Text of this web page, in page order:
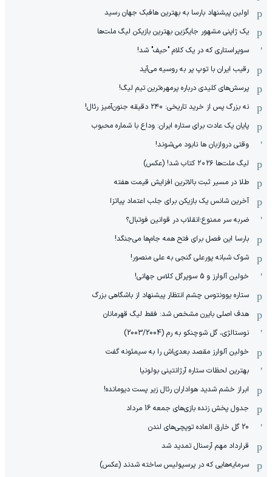
اولین پیشنهاد بارسا به بهترین هافبک جهان رسید
یک ژاپنی مشهور جایگزین بهترین بازیکن لیگ ملت‌ها
سوپراستاری که در یک کلام "حیف" شد!
رقیب ایران با توپ پر به روسیه می‌آید
پرسش‌های کلیدی درباره پرمهره‌ترین تیم لیگ!
نه بزرگ پس از خرید تاریخی: ۲۴۰ دقیقه جنون‌آمیز رئال!
پایان یک عادت برای ستاره ایران: وداع با شماره محبوب
وقتی دروازبان ها نابود می‌شوند!
لیگ ملت‌ها ٢٠٢۶ کتاب شد! (عکس)
طلا در مسیر ثبت بالاترین افزایش قیمت هفته
آخرین شانس یک بازیکن برای جلب اعتماد پیاتزا
ضربه سر ممنوع؛انقلاب در قوانین فوتبال؟
بارسا این فصل برای فتح همه جام‌ها می‌جنگد!
شوک شبانه پورعلی گنجی به علی منصور!
خولین آلوارز و 5 سوپرگل کلاس جهانی!
ستاره یوونتوس چشم انتظار پیشنهاد از باشگاهی بزرگ
هدف اصلی بایرن مشخص شد: فقط لیگ قهرمانان
نوستالژی، گل شوچنکو به رم (2003/2004)
خولین آلوارز مقصد بعدی‌اش را به سیمئونه گفت
بهترین لحظات ستاره آرژانتینی بولونیا
ابراز خشم شدید هواداران رئال زیر پست دیومانده!
جدول پخش زنده بازی‌های جمعه 16 مرداد
20 گل خارق العاده توپچی‌های لندن
قرارداد مهم آرسنال تمدید شد
سرمایه‌هایی که در پرسپولیس ساخته شدند (عکس)